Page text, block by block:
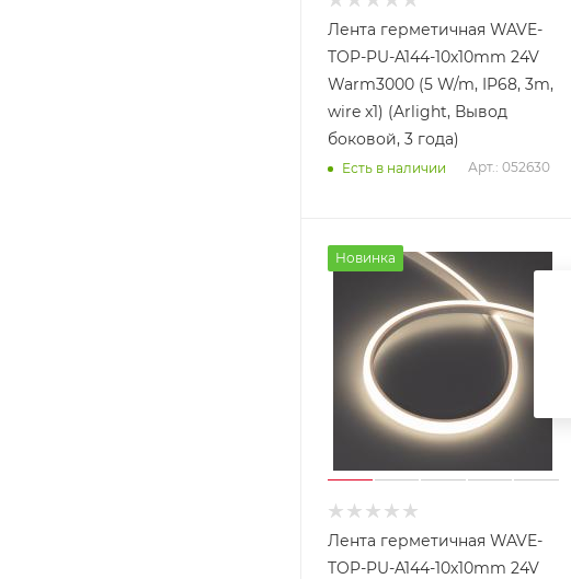
Лента герметичная WAVE-
TOP-PU-A144-10x10mm 24V
Warm3000 (5 W/m, IP68, 3m,
wire x1) (Arlight, Вывод
боковой, 3 года)
Есть в наличии Арт.: 052630
Новинка
Лента герметичная WAVE-
TOP-PU-A144-10x10mm 24V